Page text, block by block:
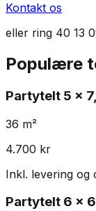
Kontakt os
eller ring 40 13
Populære
Partytelt 5 x
36 m²
4.700 kr
Inkl. levering og
Partytelt 6 x